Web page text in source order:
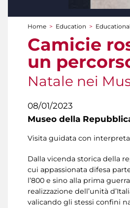
You are here
Home > Education >
Camicie
un
Natale nei
08/01/2023
Museo della
Visita guidata con
Dalla vicenda storica della
cui appassionata difesa
l’800 e sino alla prima
realizzazione dell’unità
valicando gli stessi confini